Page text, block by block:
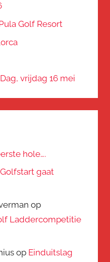
Golf Resort
vrijdag 16 mei
hole….
gaat
op
Laddercompetitie
op Einduitslag